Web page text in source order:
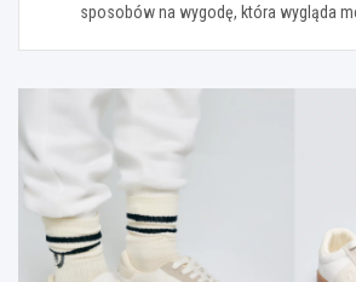
sposobów na wygodę, która wygląda